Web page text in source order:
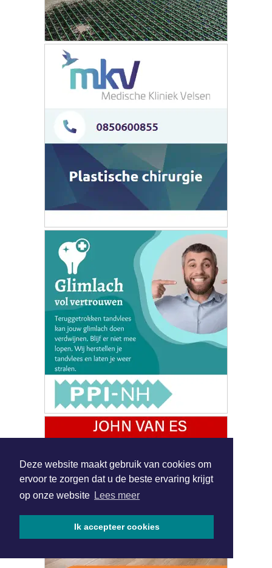
Deze website maakt gebruik van cookies om
ervoor te zorgen dat u de beste ervaring krijgt
op onze website Lees meer
Ik accepteer cookies